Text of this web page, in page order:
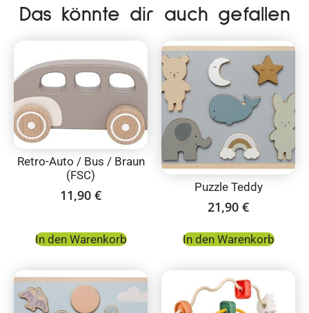
Das könnte dir auch gefallen
Retro-Auto / Bus / Braun
(FSC)
11,90 €
In den Warenkorb
Puzzle Teddy
21,90 €
In den Warenkorb